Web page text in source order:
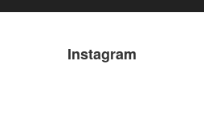
Instagram